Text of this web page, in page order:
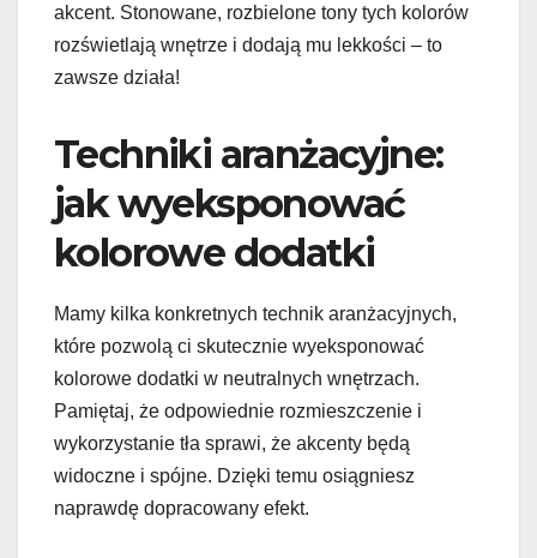
akcent. Stonowane, rozbielone tony tych kolorów
rozświetlają wnętrze i dodają mu lekkości – to
zawsze działa!
Techniki aranżacyjne:
jak wyeksponować
kolorowe dodatki
Mamy kilka konkretnych technik aranżacyjnych,
które pozwolą ci skutecznie wyeksponować
kolorowe dodatki w neutralnych wnętrzach.
Pamiętaj, że odpowiednie rozmieszczenie i
wykorzystanie tła sprawi, że akcenty będą
widoczne i spójne. Dzięki temu osiągniesz
naprawdę dopracowany efekt.